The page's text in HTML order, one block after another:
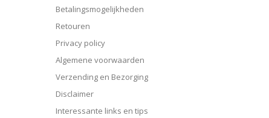
Betalingsmogelijkheden
Retouren
Privacy policy
Algemene voorwaarden
Verzending en Bezorging
Disclaimer
Interessante links en tips